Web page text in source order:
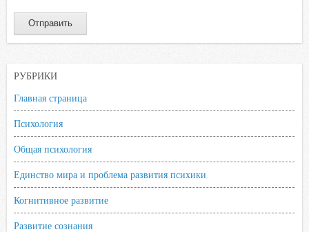
РУБРИКИ
Главная страница
Психология
Общая психология
Единство мира и проблема развития психики
Когнитивное развитие
Развитие сознания